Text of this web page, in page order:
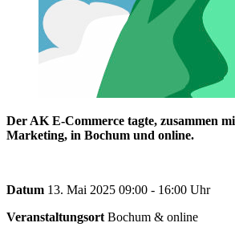
Der AK E-Commerce tagte, zusammen
Marketing, in Bochum und online.
Datum 13. Mai 2025 09:00 - 16:00 Uhr
Veranstaltungsort Bochum & online